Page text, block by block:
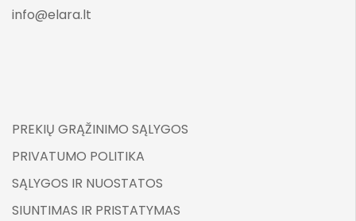
info@elara.lt
PREKIŲ GRĄŽINIMO SĄLYGOS
PRIVATUMO POLITIKA
SĄLYGOS IR NUOSTATOS
SIUNTIMAS IR PRISTATYMAS